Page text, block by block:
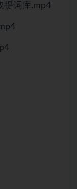
提词库.mp4